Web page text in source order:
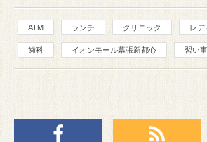
ATM ランチ クリニック レデ
歯科 イオンモール幕張新都心 習い事